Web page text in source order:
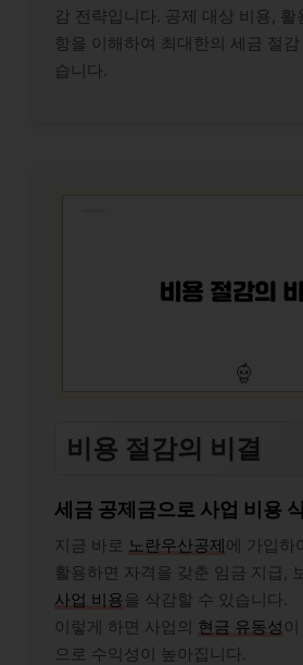
감 전략입니다. 공제 대상 비용, 활
항을 이해하여 최대한의 세금 절
습니다.
비용 절감의 비결
세금 공제금으로 사업 비용
지금 바로 노란우산공제에 가입하
활용하면 자격을 갖춘 임금 지급,
사업 비용을 삭감할 수 있습니다.
이렇게 하면 사업의 현금 유동성
으로 수익성이 높아집니다.